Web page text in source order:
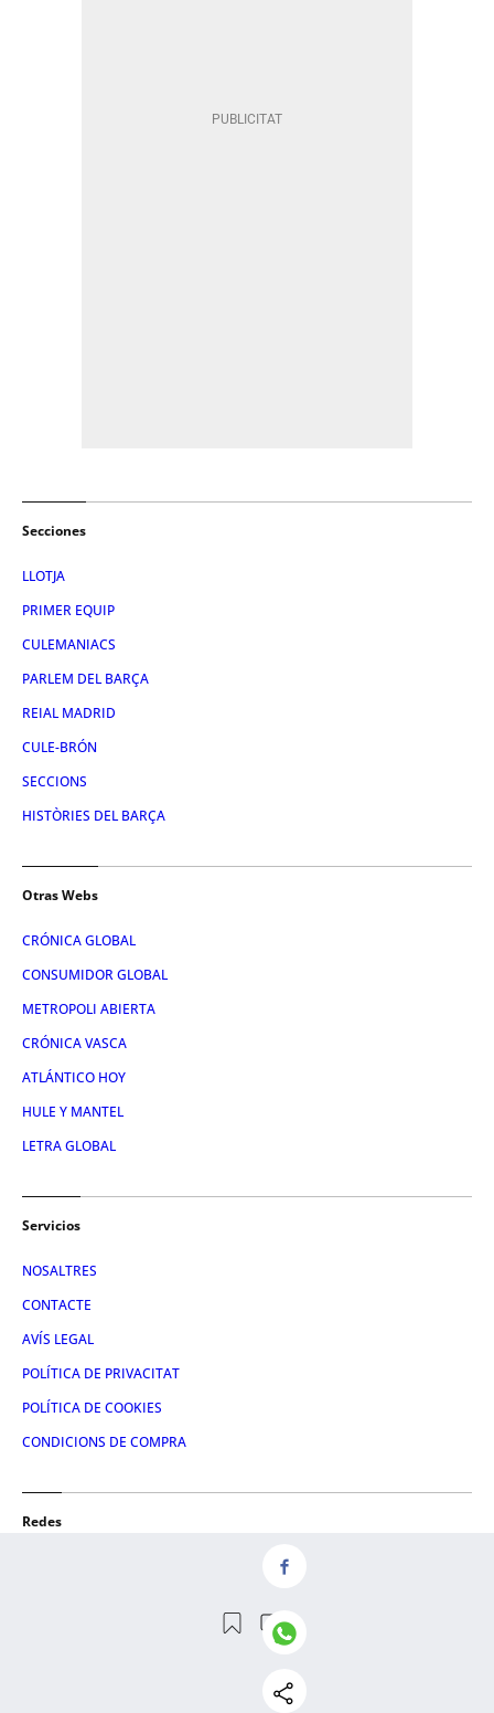
Secciones
LLOTJA
PRIMER EQUIP
CULEMANIACS
PARLEM DEL BARÇA
REIAL MADRID
CULE-BRÓN
SECCIONS
HISTÒRIES DEL BARÇA
Otras Webs
CRÓNICA GLOBAL
CONSUMIDOR GLOBAL
METROPOLI ABIERTA
CRÓNICA VASCA
ATLÁNTICO HOY
HULE Y MANTEL
LETRA GLOBAL
Servicios
NOSALTRES
CONTACTE
AVÍS LEGAL
POLÍTICA DE PRIVACITAT
POLÍTICA DE COOKIES
CONDICIONS DE COMPRA
Redes